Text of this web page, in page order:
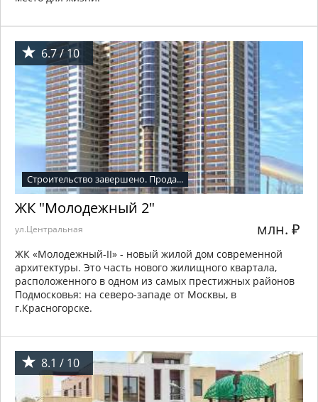
6.7 / 10
Строительство завершено. Прода...
ЖК "Молодежный 2"
ул.Центральная млн. ₽
ЖК «Молодежный-II» - новый жилой дом современной
архитектуры. Это часть нового жилищного квартала,
расположенного в одном из самых престижных районов
Подмосковья: на северо-западе от Москвы, в
г.Красногорске.
8.1 / 10